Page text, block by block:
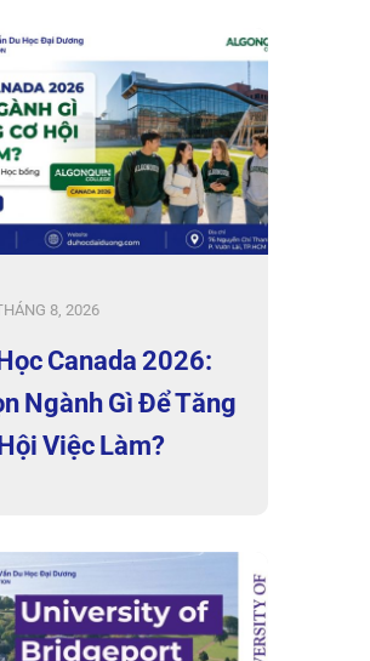
8, 2026
Canada 2026:
Ngành Gì Để Tăng
Việc Làm?